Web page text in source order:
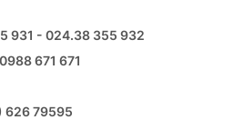
931 - 024.38 355 932
0988 671 671
626 79595